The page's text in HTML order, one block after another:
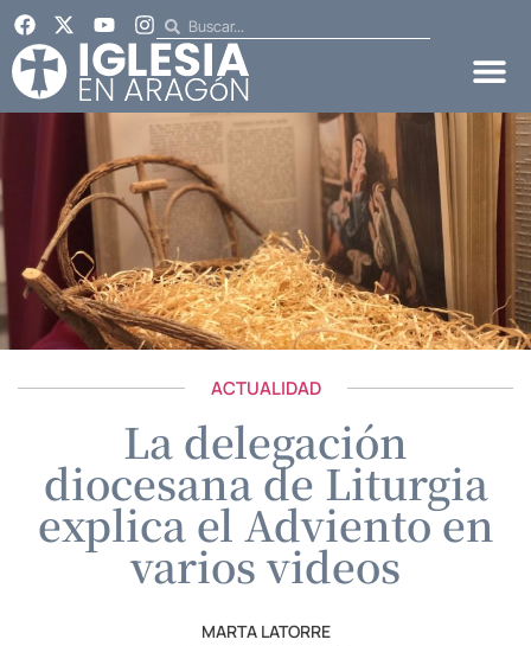
ACTUALIDAD
La delegación
diocesana de Liturgia
explica el Adviento en
varios videos
MARTA LATORRE